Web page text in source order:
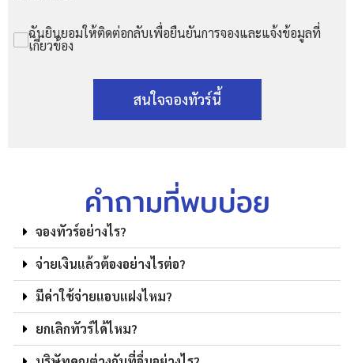
ฉันยินยอมให้ติดต่อกลับเพื่อยืนยันการจองและแจ้งข้อมูลที่
เกี่ยวข้อง
สนใจจองทัวร์นี้
คำถามที่พบบ่อย
จองทัวร์อย่างไร?
จ่ายเงินแล้วต้องอย่างไรต่อ?
มีค่าใช้จ่ายแอบแฝงไหม?
ยกเลิกทัวร์ได้ไหม?